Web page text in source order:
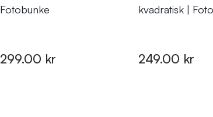
Fotobunke
299.00 kr
kvadratisk |
249.00 kr